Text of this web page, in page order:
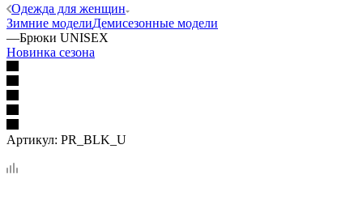
Одежда для женщин
Зимние моделиДемисезонные модели
—Брюки UNISEX
Новинка сезона
Артикул: PR_BLK_U